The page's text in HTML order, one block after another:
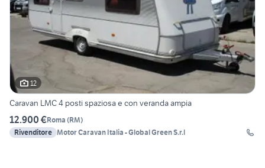
12
Caravan LMC 4 posti spaziosa e con veranda ampia
12.900 €Roma (RM)
Rivenditore Motor Caravan Italia - Global Green S.r.l